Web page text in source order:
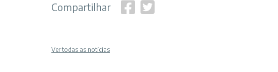
Compartilhar
Ver todas as notícias